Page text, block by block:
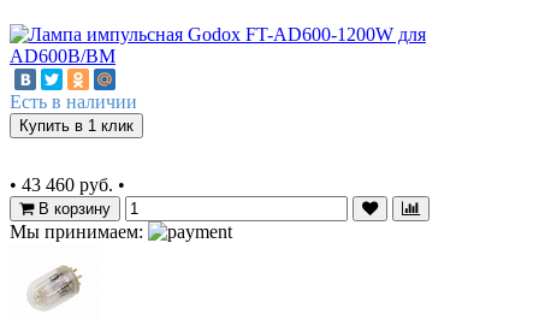
Есть в наличии
Купить в 1 клик
• 43 460 руб. •
В корзину
Мы принимаем: